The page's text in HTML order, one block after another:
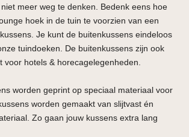
meer weg te denken. Bedenk eens hoe
hoek in de tuin te voorzien van een
Je kunt de buitenkussens eindeloos
tuindoeken. De buitenkussens zijn ook
voor hotels & horecagelegenheden.
worden geprint op speciaal materiaal voor
worden gemaakt van slijtvast én
Zo gaan jouw kussens extra lang